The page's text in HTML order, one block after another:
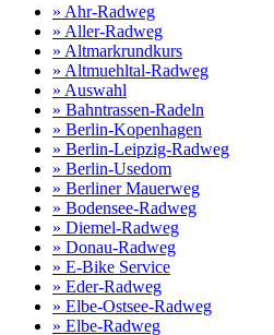
» Ahr-Radweg
» Aller-Radweg
» Altmarkrundkurs
» Altmuehltal-Radweg
» Auswahl
» Bahntrassen-Radeln
» Berlin-Kopenhagen
» Berlin-Leipzig-Radweg
» Berlin-Usedom
» Berliner Mauerweg
» Bodensee-Radweg
» Diemel-Radweg
» Donau-Radweg
» E-Bike Service
» Eder-Radweg
» Elbe-Ostsee-Radweg
» Elbe-Radweg